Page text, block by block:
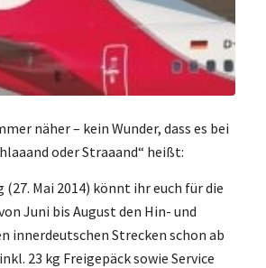
näher – kein Wunder, dass es bei
oder Straaand“ heißt:
(27. Mai 2014) könnt ihr euch für die
Juni bis August den Hin- und
innerdeutschen Strecken schon ab
23 kg Freigepäck sowie Service